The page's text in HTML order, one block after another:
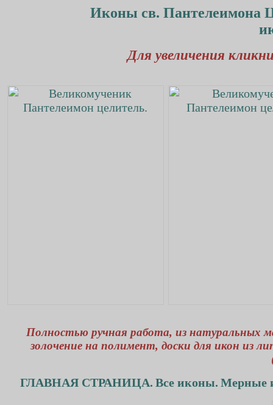
Иконы св. Пантелеимона
Для увеличения
Полностью ручная работа, из натуральных
золочение на полимент, доски для икон из
ГЛАВНАЯ СТРАНИЦА. Все иконы. Мерные